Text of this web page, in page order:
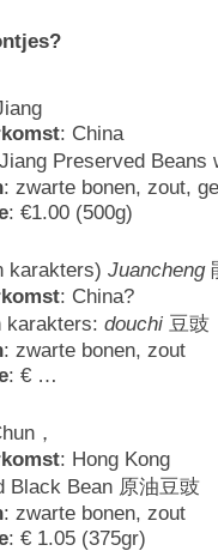
: China
Preserved Beans
: zwarte bonen, zout,
: €1.00 (500g)
karakters) Juancheng
: China?
karakters: douchi 豆豉
: zwarte bonen, zout
: € …
，
: Hong Kong
Black Bean 原油豆豉
: zwarte bonen, zout
: € 1.05 (375gr)